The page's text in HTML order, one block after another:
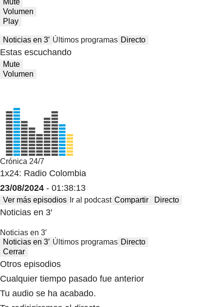
Mute
Volumen
Play
Noticias en 3′ Últimos programas Directo
Estas escuchando
Mute
Volumen
Crónica 24/7
1x24: Radio Colombia
23/08/2024 - 01:38:13
Ver más episodios Ir al podcast Compartir Directo
Noticias en 3′
Noticias en 3′
Noticias en 3′ Últimos programas Directo
Cerrar
Otros episodios
Cualquier tiempo pasado fue anterior
Tu audio se ha acabado.